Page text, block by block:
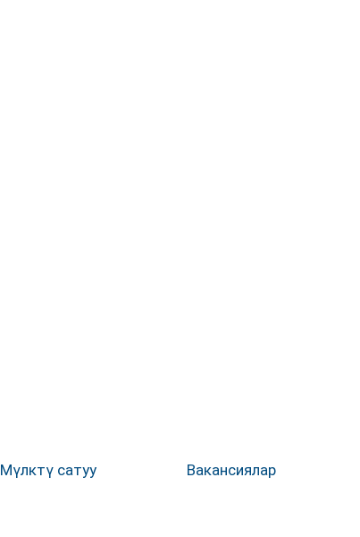
Мүлктү сатуу Вакансиялар